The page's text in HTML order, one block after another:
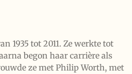
1935 tot 2011. Ze werkte tot
begon haar carrière als
ze met Philip Worth, met